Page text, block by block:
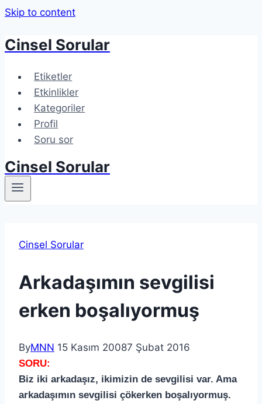
Skip to content
Cinsel Sorular
Etiketler
Etkinlikler
Kategoriler
Profil
Soru sor
Cinsel Sorular
Cinsel Sorular
Arkadaşımın sevgilisi
erken boşalıyormuş
ByMNN 15 Kasım 20087 Şubat 2016
SORU:
Biz iki arkadaşız, ikimizin de sevgilisi var. Ama
arkadaşımın sevgilisi çökerken boşalıyormuş.